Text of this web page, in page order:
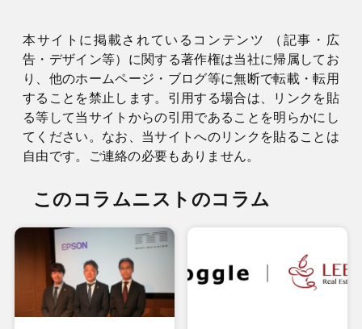
本サイトに掲載されているコンテンツ （記事・広
告・デザイン等）に関する著作権は当社に帰属してお
り、他のホームページ・ブログ等に無断で転載・転用
することを禁止します。引用する場合は、リンクを貼
る等して当サイトからの引用であることを明らかにし
てください。なお、当サイトへのリンクを貼ることは
自由です。ご連絡の必要もありません。
このコラムニストのコラム